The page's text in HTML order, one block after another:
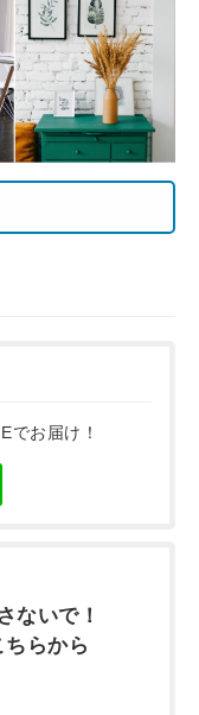
でお届け！
ないで！
ちらから